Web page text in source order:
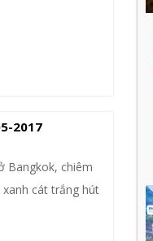
2017
Bangkok, chiêm
cát trắng hút